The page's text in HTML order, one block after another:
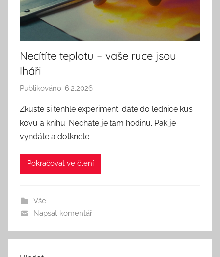
Necítíte teplotu – vaše ruce jsou
lháři
Publikováno: 6.2.2026
t
o
:
S
d
Zkuste si tenhle experiment: dáte do lednice kus
kovu a knihu. Necháte je tam hodinu. Pak je
vyndáte a dotknete
Pokračovat ve čtení
Vše
Napsat komentář